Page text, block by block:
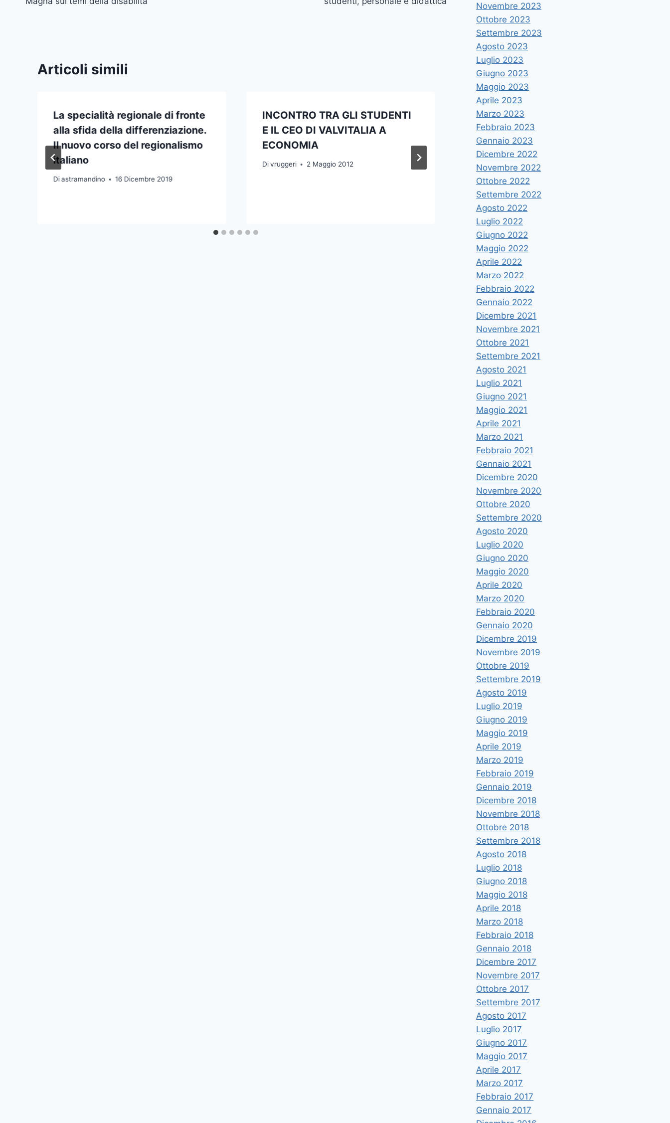
Articoli simili
La specialità regionale di fronte
alla sfida della differenziazione.
Il nuovo corso del regionalismo
italiano
Diastramandino 16 Dicembre 2019
INCONTRO TRA GLI STUDENTI
E IL CEO DI VALVITALIA A
ECONOMIA
Di vruggeri 2 Maggio 2012
Seminario su “La riforma del
procedimento di prevenzione”
Dimirrera 10 Dicembre 2015
Novembre 2023
Ottobre 2023
Settembre 2023
Agosto 2023
Luglio 2023
Giugno 2023
Maggio 2023
Aprile 2023
Marzo 2023
Febbraio 2023
Gennaio 2023
Dicembre 2022
Novembre 2022
Ottobre 2022
Settembre 2022
Agosto 2022
Luglio 2022
Giugno 2022
Maggio 2022
Aprile 2022
Marzo 2022
Febbraio 2022
Gennaio 2022
Dicembre 2021
Novembre 2021
Ottobre 2021
Settembre 2021
Agosto 2021
Luglio 2021
Giugno 2021
Maggio 2021
Aprile 2021
Marzo 2021
Febbraio 2021
Gennaio 2021
Dicembre 2020
Novembre 2020
Ottobre 2020
Settembre 2020
Agosto 2020
Luglio 2020
Giugno 2020
Maggio 2020
Aprile 2020
Marzo 2020
Febbraio 2020
Gennaio 2020
Dicembre 2019
Novembre 2019
Ottobre 2019
Settembre 2019
Agosto 2019
Luglio 2019
Giugno 2019
Maggio 2019
Aprile 2019
Marzo 2019
Febbraio 2019
Gennaio 2019
Dicembre 2018
Novembre 2018
Ottobre 2018
Settembre 2018
Agosto 2018
Luglio 2018
Giugno 2018
Maggio 2018
Aprile 2018
Marzo 2018
Febbraio 2018
Gennaio 2018
Dicembre 2017
Novembre 2017
Ottobre 2017
Settembre 2017
Agosto 2017
Luglio 2017
Giugno 2017
Maggio 2017
Aprile 2017
Marzo 2017
Febbraio 2017
Gennaio 2017